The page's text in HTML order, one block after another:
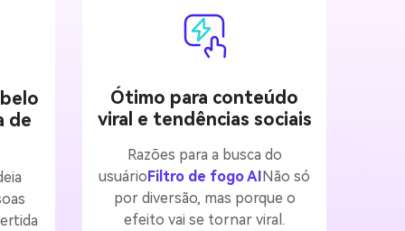
de
Ótimo para conteúdo
viral e tendências sociais
Razões para a busca do
usuário Filtro de fogo AI Não só
por diversão, mas porque o
efeito vai se tornar viral.